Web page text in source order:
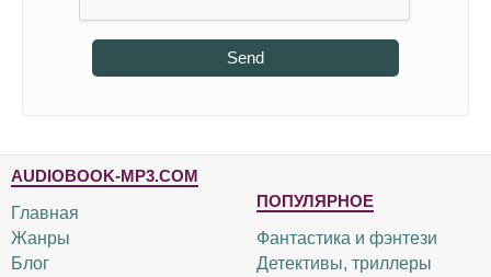
Send
AUDIOBOOK-MP3.COM
Главная
Жанры
Блог
ПОПУЛЯРНОЕ
Фантастика и фэнтези
Детективы, триллеры